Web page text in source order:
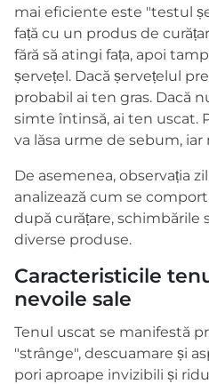
mai eficiente este "testul
față cu un produs de
fără să atingi fața, apoi
șervețel. Dacă șervețelul
probabil ai ten gras. Dacă
simte întinsă, ai ten uscat.
va lăsa urme de sebum, iar
De asemenea, observația
analizează cum se
după curățare, schimbările
diverse produse.
Caracteristicile
nevoile sale
Tenul uscat se manifestă
"strânge", descuamare și
pori aproape invizibili și